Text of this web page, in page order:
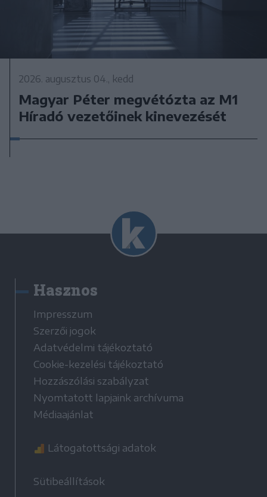
2026. augusztus 04., kedd
Magyar Péter megvétózta az M1
Híradó vezetőinek kinevezését
Hasznos
Impresszum
Szerzői jogok
Adatvédelmi tájékoztató
Cookie-kezelési tájékoztató
Hozzászólási szabályzat
Nyomtatott lapjaink archívuma
Médiaajánlat
Látogatottsági adatok
Sütibeállítások